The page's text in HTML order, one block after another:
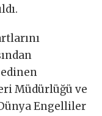
Müdürlüğü ve
Engelliler